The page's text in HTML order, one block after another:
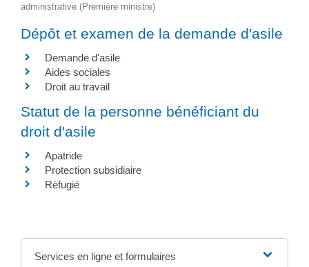
administrative (Première ministre)
Dépôt et examen de la demande d'asile
Demande d'asile
Aides sociales
Droit au travail
Statut de la personne bénéficiant du
droit d'asile
Apatride
Protection subsidiaire
Réfugié
Services en ligne et formulaires